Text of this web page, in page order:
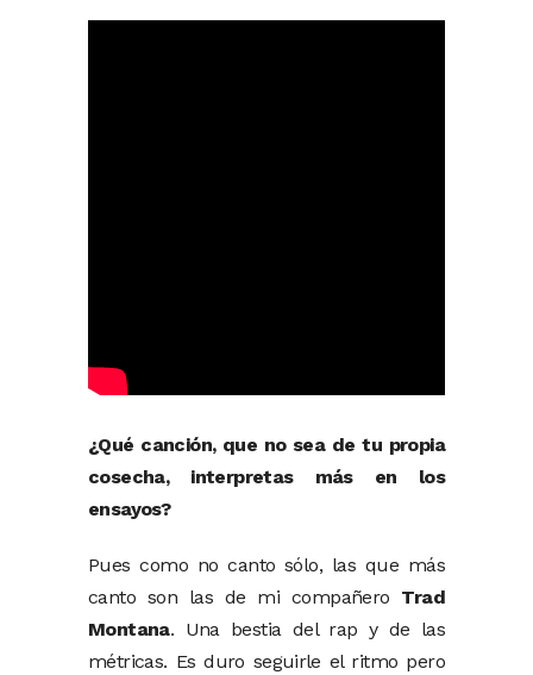
¿Qué canción, que no sea de tu propia
cosecha, interpretas más en los
ensayos?
Pues como no canto sólo, las que más
canto son las de mi compañero Trad
Montana. Una bestia del rap y de las
métricas. Es duro seguirle el ritmo pero